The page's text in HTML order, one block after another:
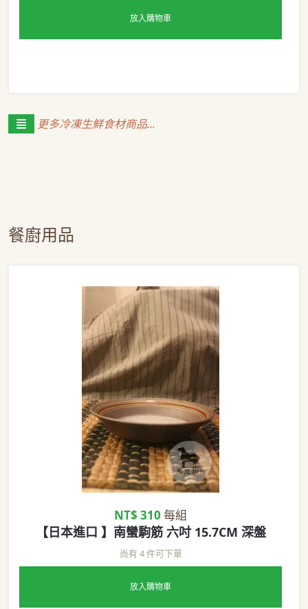
放入購物車
更多冷凍生鮮食材商品...
餐廚用品
NT$ 310 每組
【日本進口 】南蠻駒筋 六吋 15.7CM 深盤
尚有 4 件可下單
放入購物車